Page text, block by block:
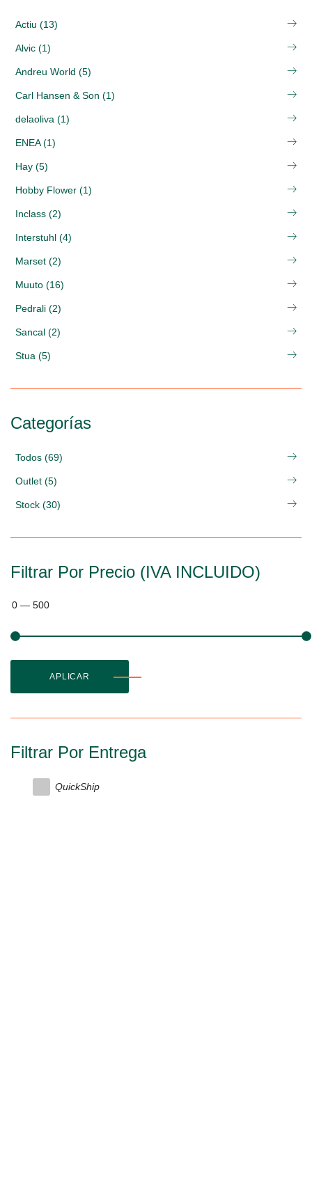
Actiu (13)
Alvic (1)
Andreu World (5)
Carl Hansen & Son (1)
delaoliva (1)
ENEA (1)
Hay (5)
Hobby Flower (1)
Inclass (2)
Interstuhl (4)
Marset (2)
Muuto (16)
Pedrali (2)
Sancal (2)
Stua (5)
Categorías
Todos (69)
Outlet (5)
Stock (30)
Filtrar Por Precio (IVA INCLUIDO)
0 — 500
APLICAR
Filtrar Por Entrega
QuickShip